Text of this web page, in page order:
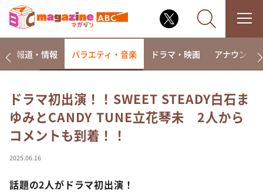
なるみ・岡村の過ぎるTV
相席食堂
これ余談なんですけど・・・
て真剣です
報道・情報 バラエティ・音楽 ドラマ・映画 アナウンサー
ドラマ初出演！！SWEET STEADY白石ま
ゆみとCANDY TUNE立花琴未 2人から
コメントも到着！！
2025.06.16
話題の2人がドラマ初出演！